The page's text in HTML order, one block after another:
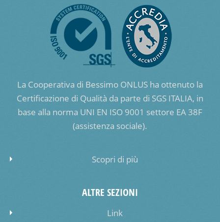
La Cooperativa di Bessimo ONLUS ha ottenuto la
Certificazione di Qualità da parte di SGS ITALIA, in
base alla norma UNI EN ISO 9001 settore EA 38F
(assistenza sociale).
Scopri di più
ALTRE SEZIONI
Link